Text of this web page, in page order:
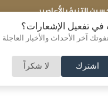
في تفعيل الإشعارات؟
آخر الأحداث والأخبار العاجلة
اشترك لا شكراً